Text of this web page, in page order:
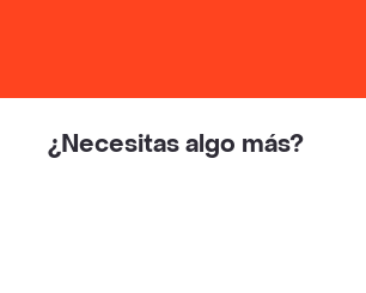
¿Necesitas algo más?